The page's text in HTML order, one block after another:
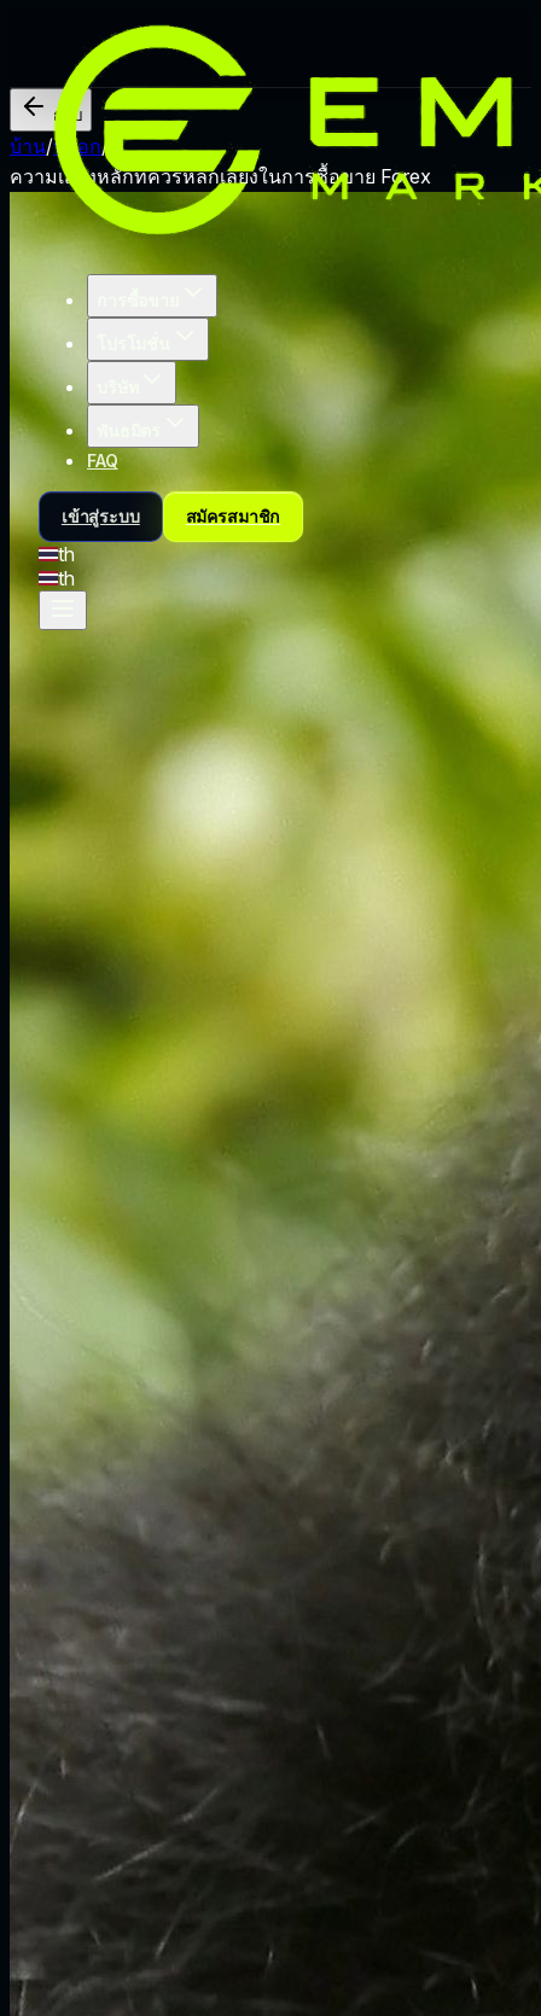
FAQ
เข้าสู่ระบบ สมัครสมาชิก
th
th
กลับ
บ้าน/บล็อก/
ความเสี่ยงหลักที่ควรหลีกเลี่ยงในการซื้อขาย Forex